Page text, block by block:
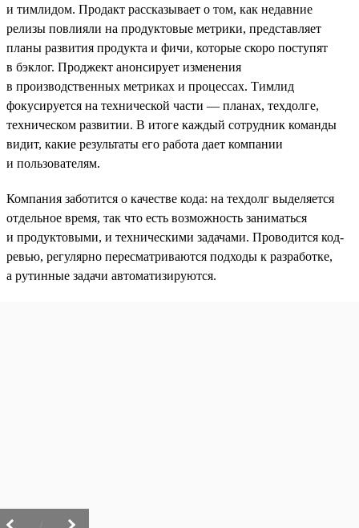
и тимлидом. Продакт рассказывает о том, как недавние
релизы повлияли на продуктовые метрики, представляет
планы развития продукта и фичи, которые скоро поступят
в бэклог. Проджект анонсирует изменения
в производственных метриках и процессах. Тимлид
фокусируется на технической части — планах, техдолге,
техническом развитии. В итоге каждый сотрудник команды
видит, какие результаты его работа дает компании
и пользователям.
Компания заботится о качестве кода: на техдолг выделяется
отдельное время, так что есть возможность заниматься
и продуктовыми, и техническими задачами. Проводится код-
ревью, регулярно пересматриваются подходы к разработке,
а рутинные задачи автоматизируются.